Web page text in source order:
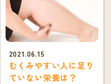
2021.06.15
むくみやすい人に足り
ていない栄養は？